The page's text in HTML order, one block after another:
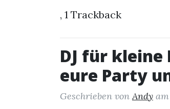
, 1 Trackback
DJ für kleine
eure Party
Geschrieben vonAndy am